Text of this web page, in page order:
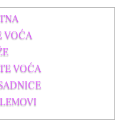
VOĆA
VOĆA